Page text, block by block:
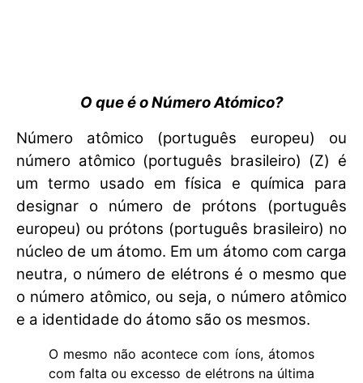
O que é o Número Atómico?
Número atômico (português europeu) ou
número atômico (português brasileiro) (Z) é
um termo usado em física e química para
designar o número de prótons (português
europeu) ou prótons (português brasileiro) no
núcleo de um átomo. Em um átomo com carga
neutra, o número de elétrons é o mesmo que
o número atômico, ou seja, o número atômico
e a identidade do átomo são os mesmos.
O mesmo não acontece com íons, átomos
com falta ou excesso de elétrons na última